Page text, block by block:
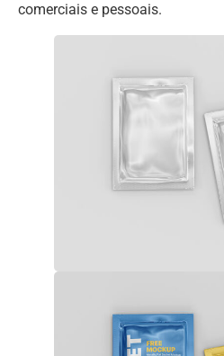
comerciais e pessoais.